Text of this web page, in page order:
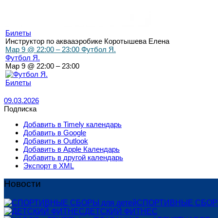
Билеты
Инструктор по аквааэробике Коротышева Елена
Мар 9 @ 22:00 – 23:00 Футбол Я.
Футбол Я.
Мар 9 @ 22:00 – 23:00
Билеты
09.03.2026
Подписка
Добавить в Timely календарь
Добавить в Google
Добавить в Outlook
Добавить в Apple Календарь
Добавить в другой календарь
Экспорт в XML
Новости
СПОРТИВНЫЕ
ДЕТСКИЙ ФИТНЕС